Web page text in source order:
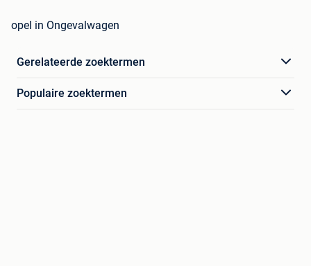
opel in Ongevalwagen
Gerelateerde zoektermen
Populaire zoektermen